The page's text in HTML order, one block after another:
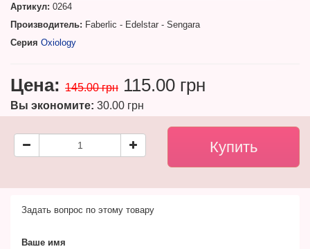
Артикул: 0264
Производитель: Faberlic - Edelstar - Sengara
Серия Oxiology
Цена: 145.00 грн 115.00 грн
Вы экономите: 30.00 грн
Задать вопрос по этому товару
Ваше имя